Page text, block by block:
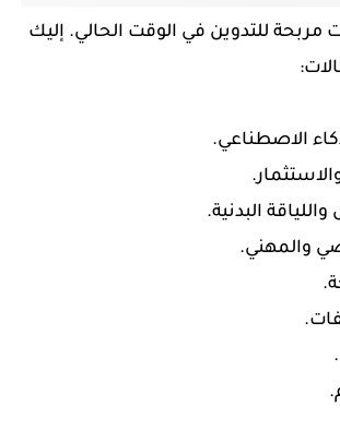
مربحة للتدوين في الوقت الحالي. إليك
الاصطناعي.
البدنية.
والمهني.